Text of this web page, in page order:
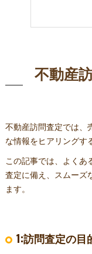
不動産
4:資金計
5:過去の
まとめ
不動産
不動産訪問査定では、
な情報をヒアリングす
この記事では、よくあ
査定に備え、スムーズ
ます。
1:訪問査定の目